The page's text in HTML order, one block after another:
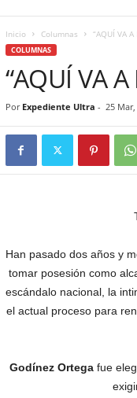
Inicio Columnas “AQUÍ VA A
COLUMNAS
“AQUÍ VA
Por Expediente Ultra - 25 Mar,
Han pasado dos años y
tomar posesión como
escándalo nacional, la
el actual proceso para
Godínez Ortega fue